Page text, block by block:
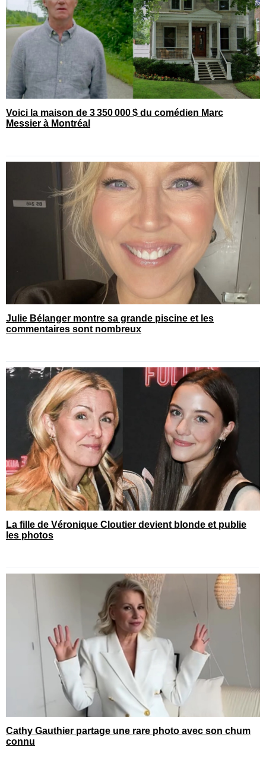
Voici la maison de 3 350 000 $ du comédien Marc
Messier à Montréal
Julie Bélanger montre sa grande piscine et les
commentaires sont nombreux
La fille de Véronique Cloutier devient blonde et publie
les photos
Cathy Gauthier partage une rare photo avec son chum
connu